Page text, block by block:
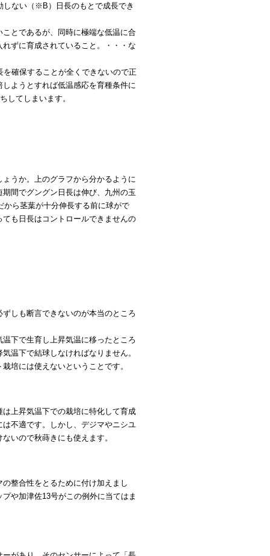
ない（※B）日長のもとで成長でき
とであるが、同時に極端な低温に合
ずに育成されていること。・・・な
確保することが全くできないので正
ようとすれば低温感応を育種条件に
してしまいます。
うか。上のグラフから分かるように
間でグングン日長は伸び、九州の玉
から茎葉が十分伸長する前に球がで
も日長はコントロールできませんの
しも断言できないのが本当のところ
下で生育し上昇気温に移ったところ
温下で結球しなければなりません。
培には使えないということです。
上昇気温下での栽培に特化して育成
不適です。しかし、デジマやニシユ
いので秋蒔きにも使えます。
整合性をとるために付け加えまし
や加津佐13号がこの例外に当てはま